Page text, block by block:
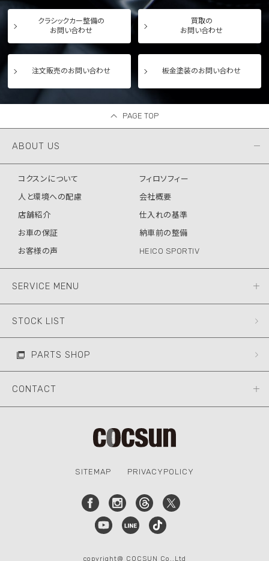
クラシックカー整備の
お問い合わせ
買取の
お問い合わせ
注文販売のお問い合わせ 板金塗装のお問い合わせ
PAGE TOP
ABOUT US
コクスンについて
フィロソフィー
人と環境への配慮
会社概要
店舗紹介
仕入れの基準
お車の保証
納車前の整備
お客様の声
HEICO SPORTIV
SERVICE MENU
STOCK LIST
PARTS SHOP
CONTACT
SITEMAP PRIVACYPOLICY
copyright@ COCSUN Co.,Ltd